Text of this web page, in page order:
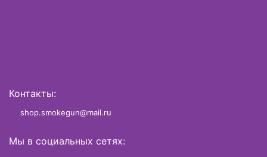
Контакты:
shop.smokegun@mail.ru
Мы в социальных сетях: